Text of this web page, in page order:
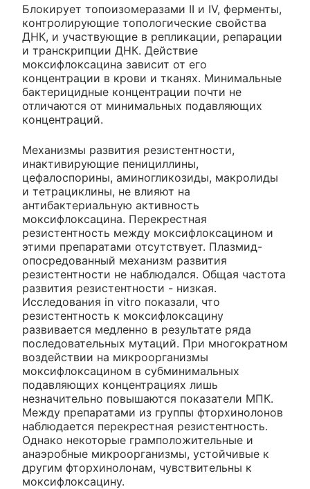
Блокирует топоизомеразами II и IV, ферменты,
контролирующие топологические свойства
ДНК, и участвующие в репликации, репарации
и транскрипции ДНК. Действие
моксифлоксацина зависит от его
концентрации в крови и тканях. Минимальные
бактерицидные концентрации почти не
отличаются от минимальных подавляющих
концентраций.
Механизмы развития резистентности,
инактивирующие пенициллины,
цефалоспорины, аминогликозиды, макролиды
и тетрациклины, не влияют на
антибактериальную активность
моксифлоксацина. Перекрестная
резистентность между моксифлоксацином и
этими препаратами отсутствует. Плазмид-
опосредованный механизм развития
резистентности не наблюдался. Общая частота
развития резистентности - низкая.
Исследования in vitro показали, что
резистентность к моксифлоксацину
развивается медленно в результате ряда
последовательных мутаций. При многократном
воздействии на микроорганизмы
моксифлоксацином в субминимальных
подавляющих концентрациях лишь
незначительно повышаются показатели МПК.
Между препаратами из группы фторхинолонов
наблюдается перекрестная резистентность.
Однако некоторые грамположительные и
анаэробные микроорганизмы, устойчивые к
другим фторхинолонам, чувствительны к
моксифлоксацину.